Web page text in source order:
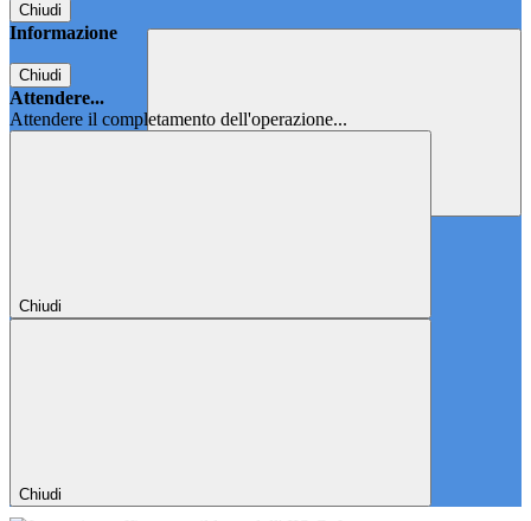
Chiudi
Informazione
Chiudi
Attendere...
Attendere il completamento dell'operazione...
Chiudi
Chiudi